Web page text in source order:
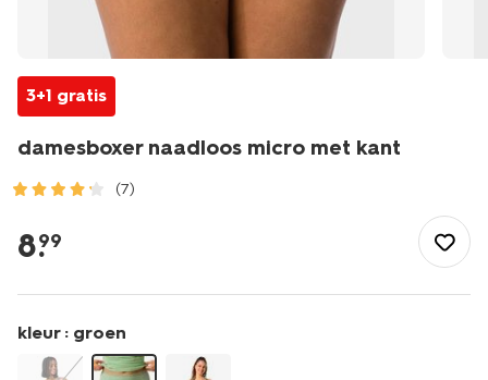
3+1 gratis
damesboxer naadloos micro met kant
(7)
naadloos-
micro-
kant-
19603074.html
8.
99
kleur : groen